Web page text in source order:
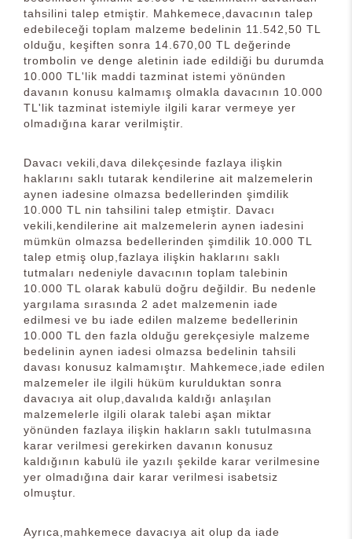
tahsilini talep etmiştir. Mahkemece,davacının talep
edebileceği toplam malzeme bedelinin 11.542,50 TL
olduğu, keşiften sonra 14.670,00 TL değerinde
trombolin ve denge aletinin iade edildiği bu durumda
10.000 TL'lik maddi tazminat istemi yönünden
davanın konusu kalmamış olmakla davacının 10.000
TL'lik tazminat istemiyle ilgili karar vermeye yer
olmadığına karar verilmiştir.
Davacı vekili,dava dilekçesinde fazlaya ilişkin
haklarını saklı tutarak kendilerine ait malzemelerin
aynen iadesine olmazsa bedellerinden şimdilik
10.000 TL nin tahsilini talep etmiştir. Davacı
vekili,kendilerine ait malzemelerin aynen iadesini
mümkün olmazsa bedellerinden şimdilik 10.000 TL
talep etmiş olup,fazlaya ilişkin haklarını saklı
tutmaları nedeniyle davacının toplam talebinin
10.000 TL olarak kabulü doğru değildir. Bu nedenle
yargılama sırasında 2 adet malzemenin iade
edilmesi ve bu iade edilen malzeme bedellerinin
10.000 TL den fazla olduğu gerekçesiyle malzeme
bedelinin aynen iadesi olmazsa bedelinin tahsili
davası konusuz kalmamıştır. Mahkemece,iade edilen
malzemeler ile ilgili hüküm kurulduktan sonra
davacıya ait olup,davalıda kaldığı anlaşılan
malzemelerle ilgili olarak talebi aşan miktar
yönünden fazlaya ilişkin hakların saklı tutulmasına
karar verilmesi gerekirken davanın konusuz
kaldığının kabulü ile yazılı şekilde karar verilmesine
yer olmadığına dair karar verilmesi isabetsiz
olmuştur.
Ayrıca,mahkemece davacıya ait olup da iade